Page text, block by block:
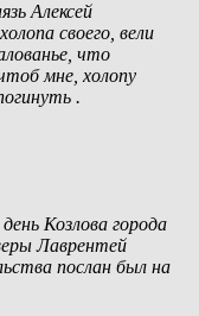
Алексей
своего, вели
что
мне, холопу
.
Козлова города
Лаврентей
послан был на